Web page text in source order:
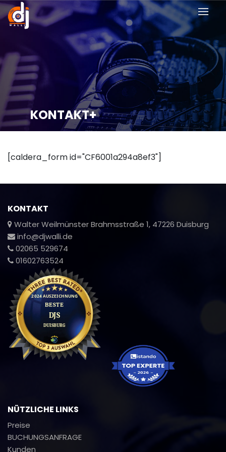
KONTAKT+
[caldera_form id="CF6001a294a8ef3"]
KONTAKT
Walter Weilmünster Brahmsstraße 1, 47226 Duisburg
info@djwalli.de
02065 529674
01602763524
NÜTZLICHE LINKS
Preise
BUCHUNGSANFRAGE
Kunden